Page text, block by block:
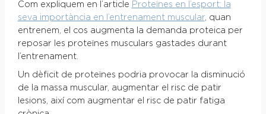
Com expliquem en l’article Proteïnes en l’esport: la
seva importància en l’entrenament muscular, quan
entrenem, el cos augmenta la demanda proteica per
reposar les proteïnes musculars gastades durant
l’entrenament.
Un dèficit de proteïnes podria provocar la disminució
de la massa muscular, augmentar el risc de patir
lesions, així com augmentar el risc de patir fatiga